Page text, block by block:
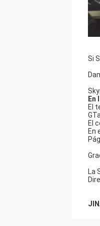
Si
En
El
El
En
La